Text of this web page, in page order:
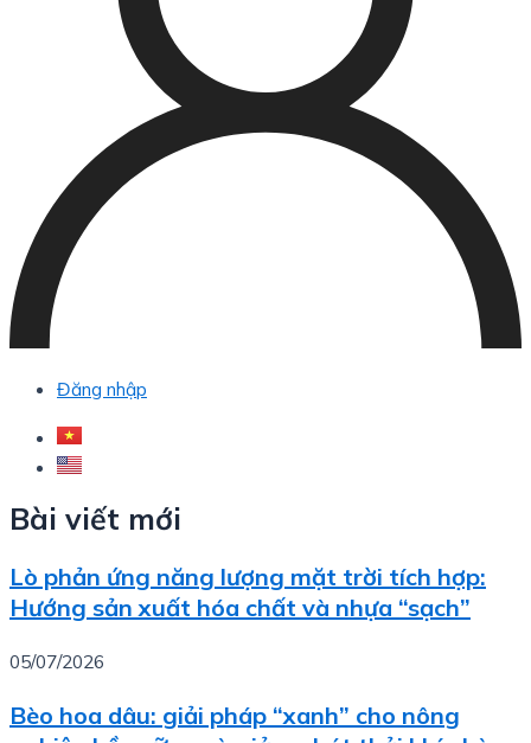
Đăng nhập
Bài viết mới
Lò phản ứng năng lượng mặt trời tích hợp:
Hướng sản xuất hóa chất và nhựa “sạch”
05/07/2026
Bèo hoa dâu: giải pháp “xanh” cho nông